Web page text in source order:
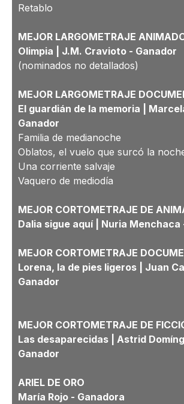
Retablo
MEJOR LARGOMETRAJE
Olimpia | J.M. Cravioto - Ganador
(nominados no detallados)
MEJOR LARGOMETRAJE
El guardián de la memoria |
Ganador
Familia de medianoche
Oblatos, el vuelo que surcó la
Una corriente salvaje
Vaquero de mediodía
MEJOR CORTOMETRAJE DE
Dalia sigue aquí | Nuria Menchaca
MEJOR CORTOMETRAJE
Lorena, la de pies ligeros | Juan
Ganador
MEJOR CORTOMETRAJE DE
Las desaparecidas | Astrid
Ganador
ARIEL DE ORO
María Rojo - Ganadora